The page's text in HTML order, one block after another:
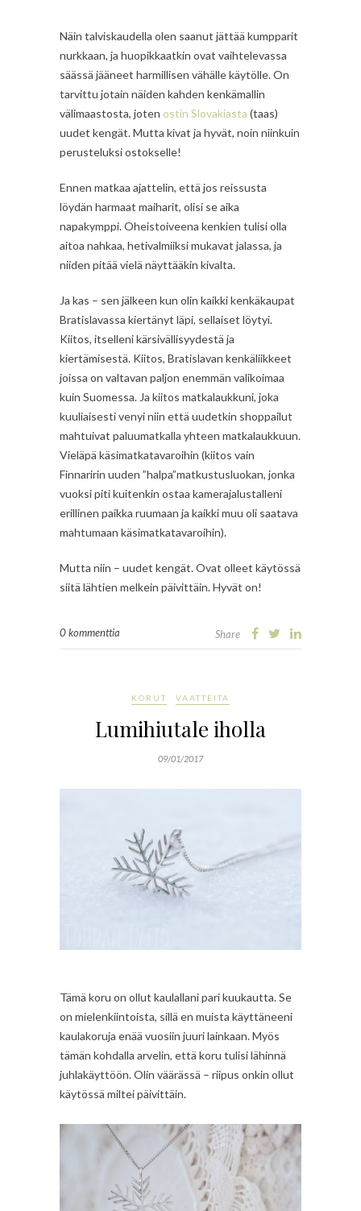
Näin talviskaudella olen saanut jättää kumpparit
nurkkaan, ja huopikkaatkin ovat vaihtelevassa
säässä jääneet harmillisen vähälle käytölle. On
tarvittu jotain näiden kahden kenkämallin
välimaastosta, joten ostin Slovakiasta (taas)
uudet kengät. Mutta kivat ja hyvät, noin niinkuin
perusteluksi ostokselle!
Ennen matkaa ajattelin, että jos reissusta
löydän harmaat maiharit, olisi se aika
napakymppi. Oheistoiveena kenkien tulisi olla
aitoa nahkaa, hetivalmiiksi mukavat jalassa, ja
niiden pitää vielä näyttääkin kivalta.
Ja kas – sen jälkeen kun olin kaikki kenkäkaupat
Bratislavassa kiertänyt läpi, sellaiset löytyi.
Kiitos, itselleni kärsivällisyydestä ja
kiertämisestä. Kiitos, Bratislavan kenkäliikkeet
joissa on valtavan paljon enemmän valikoimaa
kuin Suomessa. Ja kiitos matkalaukkuni, joka
kuuliaisesti venyi niin että uudetkin shoppailut
mahtuivat paluumatkalla yhteen matkalaukkuun.
Vieläpä käsimatkatavaroihin (kiitos vain
Finnaririn uuden ”halpa”matkustusluokan, jonka
vuoksi piti kuitenkin ostaa kamerajalustalleni
erillinen paikka ruumaan ja kaikki muu oli saatava
mahtumaan käsimatkatavaroihin).
Mutta niin – uudet kengät. Ovat olleet käytössä
siitä lähtien melkein päivittäin. Hyvät on!
0 kommenttia Share
KORUT VAATTEITA
Lumihiutale iholla
09/01/2017
Tämä koru on ollut kaulallani pari kuukautta. Se
on mielenkiintoista, sillä en muista käyttäneeni
kaulakoruja enää vuosiin juuri lainkaan. Myös
tämän kohdalla arvelin, että koru tulisi lähinnä
juhlakäyttöön. Olin väärässä – riipus onkin ollut
käytössä miltei päivittäin.